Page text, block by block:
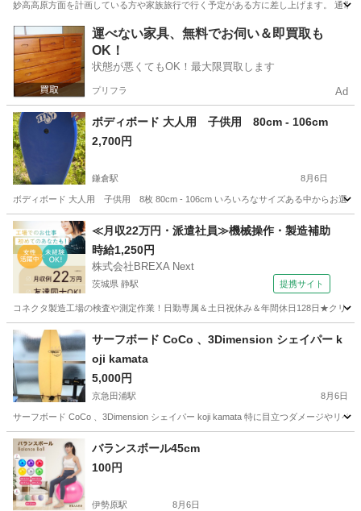
妙高高原方面を計画している方や家族旅行で行く予定がある方に差し上げます。 通
神奈川 横浜市 戸塚駅 その他
運べない家具、無料でお伺い＆即買取も
OK！
状態が悪くてもOK！最大限買取します
プリフラ Ad
ボディボード 大人用 子供用 80cm - 106cm
2,700円
鎌倉駅 8月6日
ボディボード 大人用 子供用 8枚 80cm - 106cm いろいろなサイズある中からお選び
神奈川 鎌倉市 鎌倉駅 マリンスポーツ
≪月収22万円・派遣社員≫機械操作・製造補助
時給1,250円
株式会社BREXA Next
茨城県 静駅 提携サイト
コネクタ製造工場の検査や測定作業！日勤専属＆土日祝休み＆年間休日128日★クリ
茨城 常陸大宮市 静駅 その他
サーフボード CoCo 、3Dimension シェイパー k
oji kamata
5,000円
京急田浦駅 8月6日
サーフボード CoCo 、3Dimension シェイパー koji kamata 特に目立つダメージやリ
神奈川 逗子市 京急田浦駅
バランスボール45cm
100円
伊勢原駅 8月6日